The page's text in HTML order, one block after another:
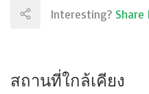
Interesting? Share
สถานที่ใกล้เคียง